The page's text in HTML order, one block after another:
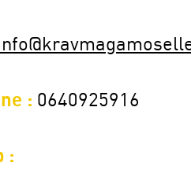
: 0640925916
: